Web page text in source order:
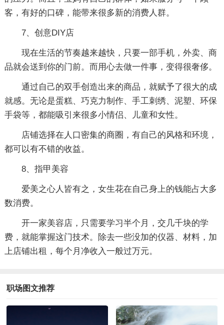
客，有好的口碑，能带来很多新的消费人群。
7、创意DIY店
现在生活的节奏越来越快，只要一部手机，外卖、商
品就会送到你的门前。而用心去做一件事，变得很奢侈。
通过自己的双手创造出来的商品，就赋予了很大的成
就感。无论是蛋糕、巧克力制作、手工刺绣、泥塑、环保
手袋等，都能吸引来很多小情侣、儿童和女性。
店铺选择在人口密集的商圈，有自己的风格和环境，
都可以有不错的收益。
8、指甲美容
爱美之心人皆有之，女生花在自己身上的钱能占大多
数消费。
开一家美容店，只需要学习半个月，交几千块的学
费，就能掌握这门技术。除去一些没加的仪器、材料，加
上店铺出租，每个月净收入一般过万元。
职场图文推荐